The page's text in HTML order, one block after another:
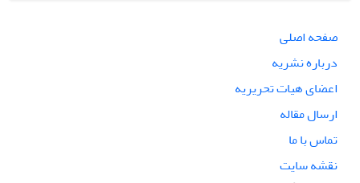
صفحه اصلی
درباره نشریه
اعضای هیات تحریریه
ارسال مقاله
تماس با ما
نقشه سایت